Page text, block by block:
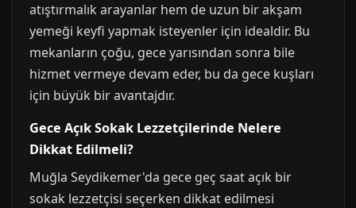
atıştırmalık arayanlar hem de uzun bir akşam
yemeği keyfi yapmak isteyenler için idealdir. Bu
mekanların çoğu, gece yarısından sonra bile
hizmet vermeye devam eder, bu da gece kuşları
için büyük bir avantajdır.
Gece Açık Sokak Lezzetçilerinde Nelere
Dikkat Edilmeli?
Muğla Seydikemer'da gece geç saat açık bir
sokak lezzetçisi seçerken dikkat edilmesi